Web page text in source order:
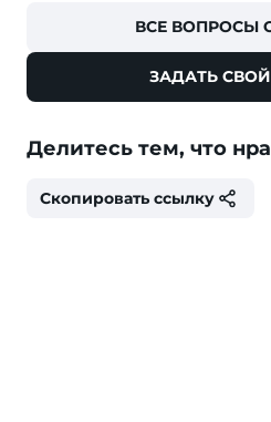
ВСЕ ВОПРОСЫ
ЗАДАТЬ
Делитесь тем, что
Скопировать ссылку